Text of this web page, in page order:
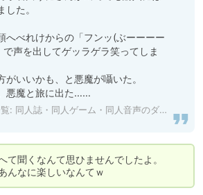
た。
へべれけからの「フンッ(ぶーーーー
声を出してゲッラゲラ笑ってしま
がいいかも、と悪魔が囁いた。
悪魔と旅に出た……
・同人ゲーム・同人音声のダウンロードなら「DLsite 同人 - R18」
て聞くなんて思ひませんでしたよ。
んなに楽しいなんてｗ